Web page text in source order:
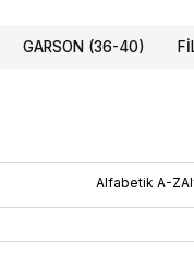
GARSON (36-40)
Alfabetik A-Z